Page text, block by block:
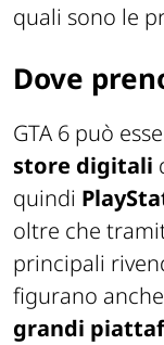
quali sono le
Dove
GTA 6 può
store digitali
quindi
oltre che
principali
figurano
grandi